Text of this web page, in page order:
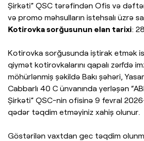
Şirkəti” QSC tərəfindən Ofis və
və promo məhsulların istehsalı üzrə
Kotirovka sorğusunun elan tarixi:
Kotirovka sorğusunda iştirak etmək
qiymət kotirovkalarını qapalı zərfdə
möhürlənmiş şəkildə Bakı şəhəri,
Cabbarlı 40 C ünvanında yerləşən
Şirkəti” QSC-nin ofisinə 9 fevral
qədər təqdim etməyiniz xahiş olunur.
Göstərilən vaxtdan gec təqdim